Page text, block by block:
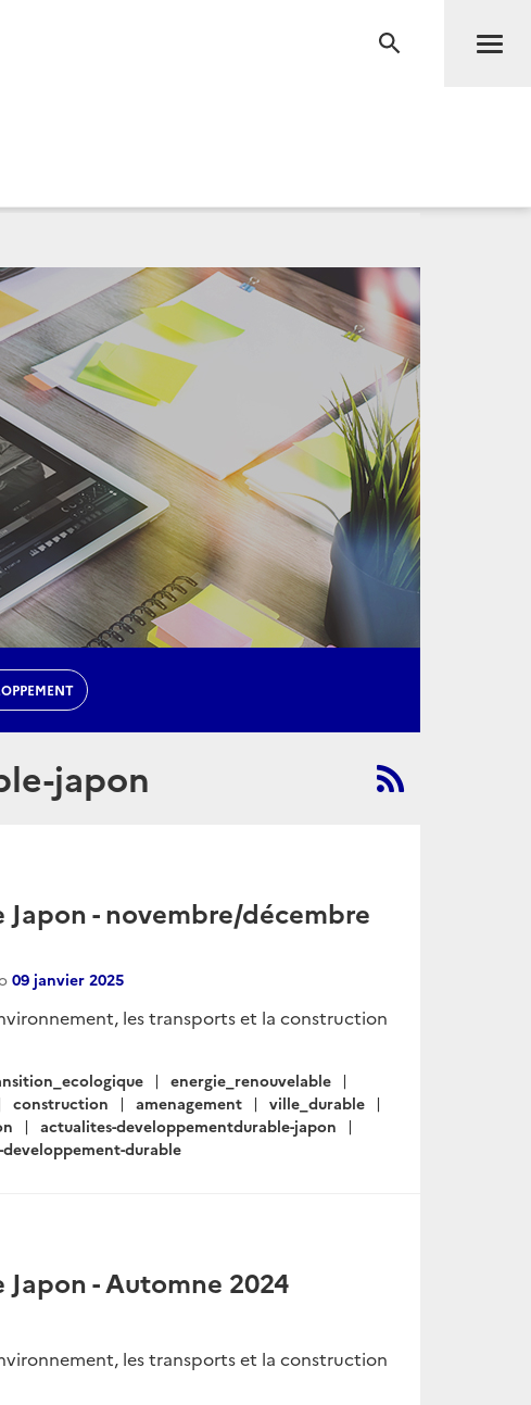
RECHERCHE
japon
- novembre/décembre
09 janvier 2025
les transports et la construction
energie_renouvelable
construction amenagement
ville_durable
actualites-developpementdurable-japon
durable
- Automne 2024
les transports et la construction